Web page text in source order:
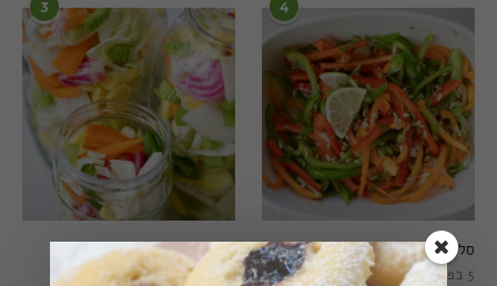
3
חמוצים מהירים
1 באוגוסט 2022
4
סלט פלפלים טרי וצבעוני
5 בפברואר 2021